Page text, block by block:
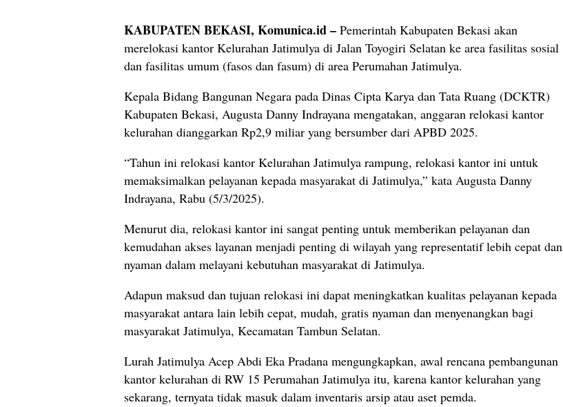
KABUPATEN BEKASI, Komunica.id – Pemerintah Kabupaten Bekasi akan
merelokasi kantor Kelurahan Jatimulya di Jalan Toyogiri Selatan ke area fasilitas sosial
dan fasilitas umum (fasos dan fasum) di area Perumahan Jatimulya.
Kepala Bidang Bangunan Negara pada Dinas Cipta Karya dan Tata Ruang (DCKTR)
Kabupaten Bekasi, Augusta Danny Indrayana mengatakan, anggaran relokasi kantor
kelurahan dianggarkan Rp2,9 miliar yang bersumber dari APBD 2025.
“Tahun ini relokasi kantor Kelurahan Jatimulya rampung, relokasi kantor ini untuk
memaksimalkan pelayanan kepada masyarakat di Jatimulya,” kata Augusta Danny
Indrayana, Rabu (5/3/2025).
Menurut dia, relokasi kantor ini sangat penting untuk memberikan pelayanan dan
kemudahan akses layanan menjadi penting di wilayah yang representatif lebih cepat dan
nyaman dalam melayani kebutuhan masyarakat di Jatimulya.
Adapun maksud dan tujuan relokasi ini dapat meningkatkan kualitas pelayanan kepada
masyarakat antara lain lebih cepat, mudah, gratis nyaman dan menyenangkan bagi
masyarakat Jatimulya, Kecamatan Tambun Selatan.
Lurah Jatimulya Acep Abdi Eka Pradana mengungkapkan, awal rencana pembangunan
kantor kelurahan di RW 15 Perumahan Jatimulya itu, karena kantor kelurahan yang
sekarang, ternyata tidak masuk dalam inventaris arsip atau aset pemda.